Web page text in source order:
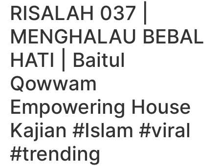
RISALAH 037 |
MENGHALAU BEBAL
HATI | Baitul
Qowwam
Empowering House
Kajian #Islam #viral
#trending